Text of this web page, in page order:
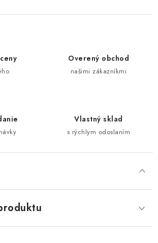
Overený obchod
našimi zákazníkmi
Vlastný sklad
s rýchlym odoslaním